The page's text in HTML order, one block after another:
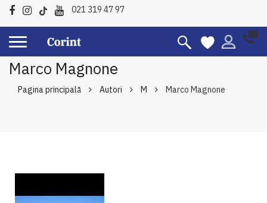
021 319 47 97
Marco Magnone
Pagina principală Autori M Marco Magnone